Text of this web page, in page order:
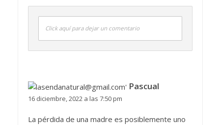
Click aquí para dejar un comentario
Pascual
16 diciembre, 2022 a las 7:50 pm
La pérdida de una madre es posiblemente uno